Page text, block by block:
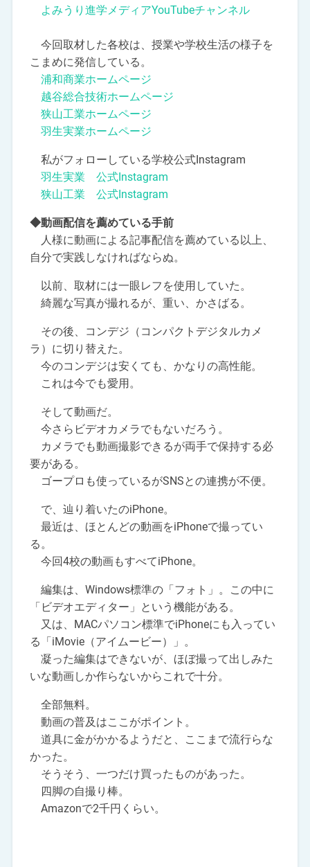
よみうり進学メディアYouTubeチャンネル
今回取材した各校は、授業や学校生活の様子を
こまめに発信している。
浦和商業ホームページ
越谷総合技術ホームページ
狭山工業ホームページ
羽生実業ホームページ
私がフォローしている学校公式Instagram
羽生実業 公式Instagram
狭山工業 公式Instagram
◆動画配信を薦めている手前
人様に動画による記事配信を薦めている以上、
自分で実践しなければならぬ。
以前、取材には一眼レフを使用していた。
綺麗な写真が撮れるが、重い、かさばる。
その後、コンデジ（コンパクトデジタルカメ
ラ）に切り替えた。
今のコンデジは安くても、かなりの高性能。
これは今でも愛用。
そして動画だ。
今さらビデオカメラでもないだろう。
カメラでも動画撮影できるが両手で保持する必
要がある。
ゴープロも使っているがSNSとの連携が不便。
で、辿り着いたのiPhone。
最近は、ほとんどの動画をiPhoneで撮ってい
る。
今回4校の動画もすべてiPhone。
編集は、Windows標準の「フォト」。この中に
「ビデオエディター」という機能がある。
又は、MACパソコン標準でiPhoneにも入ってい
る「iMovie（アイムービー）」。
凝った編集はできないが、ほぼ撮って出しみた
いな動画しか作らないからこれで十分。
全部無料。
動画の普及はここがポイント。
道具に金がかかるようだと、ここまで流行らな
かった。
そうそう、一つだけ買ったものがあった。
四脚の自撮り棒。
Amazonで2千円くらい。